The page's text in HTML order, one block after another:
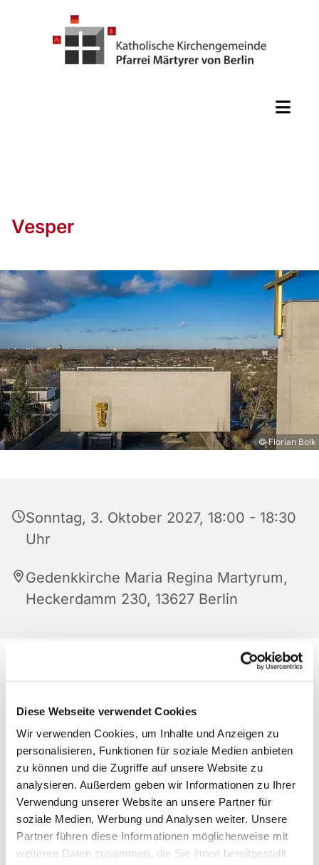
Diese Webseite verwendet Cookies
Wir verwenden Cookies, um Inhalte und Anzeigen zu
personalisieren, Funktionen für soziale Medien anbieten
zu können und die Zugriffe auf unsere Website zu
analysieren. Außerdem geben wir Informationen zu Ihrer
Verwendung unserer Website an unsere Partner für
soziale Medien, Werbung und Analysen weiter. Unsere
Partner führen diese Informationen möglicherweise mit
weiteren Daten zusammen, die Sie ihnen bereitgestellt
Vesper
© Florian Bolk
Sonntag, 3. Oktober 2027, 18:00 - 18:30
Uhr
Gedenkkirche Maria Regina Martyrum,
Heckerdamm 230, 13627 Berlin